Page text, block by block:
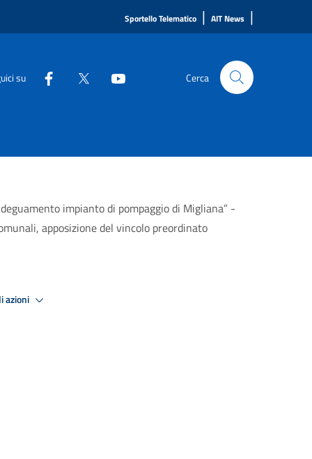
Sportello Telematico | AIT News |
su Cerca
impianto di pompaggio di Migliana” -
apposizione del vincolo preordinato
azioni